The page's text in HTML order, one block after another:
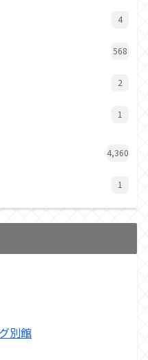
4
568
2
1
4,360
1
別館